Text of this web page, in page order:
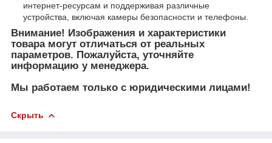
интернет-ресурсам и поддерживая различные
устройства, включая камеры безопасности и телефоны.
Внимание! Изображения и характеристики
товара могут отличаться от реальных
параметров. Пожалуйста, уточняйте
информацию у менеджера.
Мы работаем только с юридическими лицами!
Скрыть